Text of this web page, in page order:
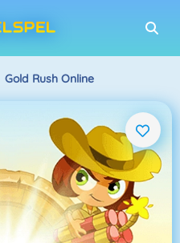
Gold Rush Online